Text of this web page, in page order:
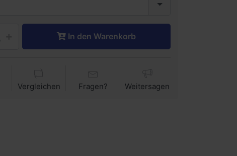
In den Warenkorb
Vergleichen Fragen? Weitersagen